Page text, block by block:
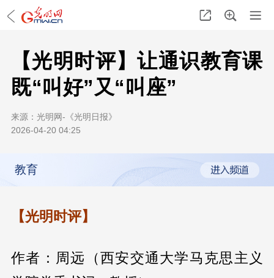
【光明时评】让通识教育课
既“叫好”又“叫座”
来源： 光明网-《光明日报》
2026-04-20 04:25
教育
【光明时评】
作者：周远（西安交通大学马克思主义